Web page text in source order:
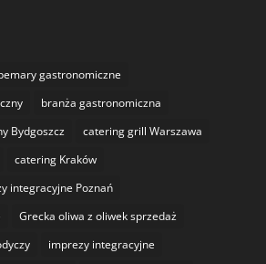
gastronomiczne
branża gastronomiczna
Bydgoszcz
catering grill Warszawa
catering Kraków
integracyjne Poznań
Grecka oliwa z oliwek sprzedaż
imprezy integracyjne